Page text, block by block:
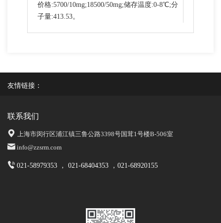
价格:5700/10mg;18500/50mg;储存温度:0-8℃;分
子量:413.53。
友情链接：
联系我们
上海市闵行区浦江镇三鲁公路3398号国茸1号楼B-506室
info@zzsrm.com
021-58979353 ， 021-68404353 ，021-68920155